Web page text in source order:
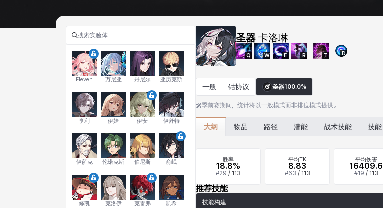
Eleven 万尼亚 丹尼尔 亚历克斯
亨利 伊娃 伊安 伊舒特
伊萨克 伦诺克斯 伯尼斯 俞岷
修凯 克洛伊 克雷弗 凯希
圣器 卡洛琳
Q W E R T D
一般 钴协议 圣器100.0%
季前赛期间，统计将以一般模式而非排位模式提供。
大纲 物品 路径 潜能 战术技能 技能
胜率
18.8%
#29 / 113
平均TK
8.83
#63 / 113
平均伤害
16409.6
#19 / 113
推荐技能
技能构建